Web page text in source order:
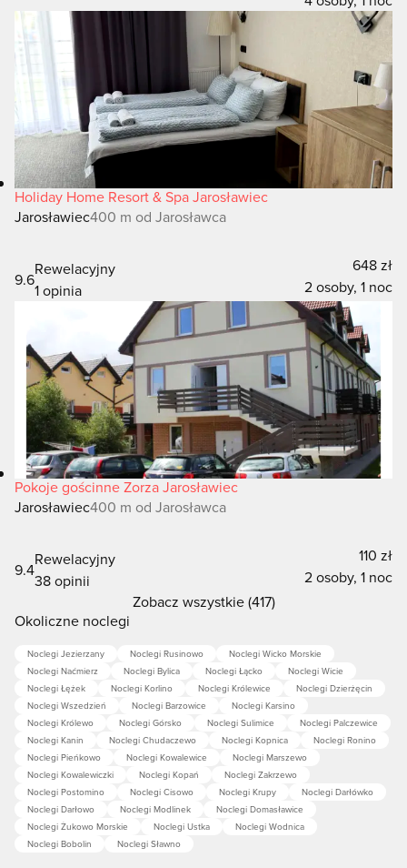
Holiday Home Resort & Spa Jarosławiec
Jarosławiec400 m od Jarosławca
9.6
Rewelacyjny
1 opinia
648 zł
2 osoby, 1 noc
Pokoje gościnne Zorza Jarosławiec
Jarosławiec400 m od Jarosławca
9.4
Rewelacyjny
38 opinii
110 zł
2 osoby, 1 noc
Zobacz wszystkie (417)
Okoliczne noclegi
Noclegi Jezierzany Noclegi Rusinowo
Noclegi Wicko Morskie
Noclegi Naćmierz
Noclegi Bylica Noclegi Łącko
Noclegi Wicie
Noclegi Łężek
Noclegi Korlino Noclegi Królewice
Noclegi Dzierżęcin
Noclegi Wszedzień
Noclegi Barzowice
Noclegi Karsino
Noclegi Królewo
Noclegi Górsko Noclegi Sulimice
Noclegi Palczewice
Noclegi Kanin
Noclegi Chudaczewo Noclegi Kopnica
Noclegi Ronino
Noclegi Pieńkowo
Noclegi Kowalewice
Noclegi Marszewo
Noclegi Kowalewiczki
Noclegi Kopań
Noclegi Zakrzewo
Noclegi Postomino
Noclegi Cisowo Noclegi Krupy
Noclegi Darłówko
Noclegi Darłowo
Noclegi Modlinek
Noclegi Domasławice
Noclegi Żukowo Morskie
Noclegi Ustka
Noclegi Wodnica
Noclegi Bobolin
Noclegi Sławno